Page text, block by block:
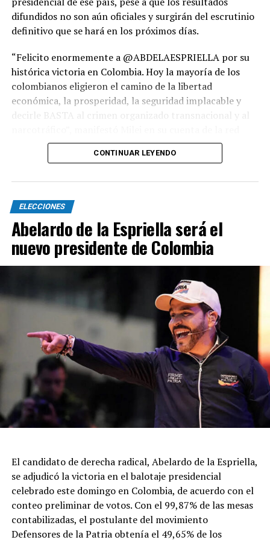
Flávio Bolsonaro en un eventual balotaje.
difundidos no son aún oficiales y surgirán del escrutinio
definitivo que se hará en los próximos días.
“Felicito enormemente a @ABDELAESPRIELLA por su
histórica victoria en Colombia. Hoy la mayoría de los
colombianos eligieron el camino de la libertad
económica, la prosperidad, la seguridad implacable y
decirle BASTA al crimen organizado transnacional y al
tigre rugen en Latinoamérica…!!!" aludiendo a su apodo
en Argentina y al que tiene De la Espriella en Colombia,
y enfatizó: "La libertad avanza en toda América Latina y
ya no hay vuelta atrás", y cerró su publicación con el ya
característico "¡VIVA LA LIBERTAD, CARAJO…!!!"
De la Espriella, representante de la ultraderechista
coalición "Defensores de la Patria", obtuvo un apretado
triunfo en el denominado "preconteo" del balotaje de
hoy en Colombia, un recuento provisorio en el que se
impuso por menos de un punto (por un 0,94%) sobre el
candidato izquierdista Iván Cepeda.
De la Espriella logró 12.949.162 votos con un 49,65 %,
mientras que Cepeda, del izquierdista Pacto Histórico
que lidera el presidente Gustavo Petro, obtuvo
12.701.546 sufragios con un 48,70 %. NA
CONTINUAR LEYENDO
ELECCIONES
Abelardo de la Espriella será el
nuevo presidente de Colombia
El candidato de derecha radical, Abelardo de la Espriella,
se adjudicó la victoria en el balotaje presidencial
celebrado este domingo en Colombia, de acuerdo con el
conteo preliminar de votos. Con el 99,87% de las mesas
contabilizadas, el postulante del movimiento
Defensores de la Patria obtenía el 49,65% de los